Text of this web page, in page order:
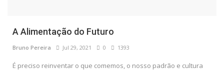
A Alimentação do Futuro
Bruno Pereira Jul 29, 2021 0 1393
É preciso reinventar o que comemos, o nosso padrão e cultura